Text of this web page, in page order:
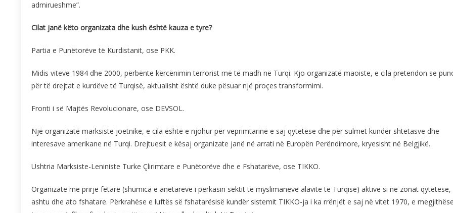
admirueshme”.
Cilat janë këto organizata dhe kush është kauza e tyre?
Partia e Punëtorëve të Kurdistanit, ose PKK.
Midis viteve 1984 dhe 2000, përbënte kërcënimin terrorist më të madh në Turqi. Kjo organizatë maoiste, e cila pretendon se
për të drejtat e kurdëve të Turqisë, aktualisht është duke pësuar një proçes transformimi.
Fronti i së Majtës Revolucionare, ose DEVSOL.
Një organizatë marksiste joetnike, e cila është e njohur për veprimtarinë e saj qytetëse dhe për sulmet kundër shtetasve dhe
interesave amerikane në Turqi. Drejtuesit e kësaj organizate janë në arrati në Europën Perëndimore, kryesisht në Belgjikë.
Ushtria Marksiste-Leniniste Turke Çlirimtare e Punëtorëve dhe e Fshatarëve, ose TIKKO.
Organizatë me prirje fetare (shumica e anëtarëve i përkasin sektit të myslimanëve alavitë të Turqisë) aktive si në zonat qytetëse,
ashtu dhe ato fshatare. Përkrahëse e luftës së fshatarësisë kundër sistemit TIKKO-ja i ka rrënjët e saj në vitet 1970, e megjithëse